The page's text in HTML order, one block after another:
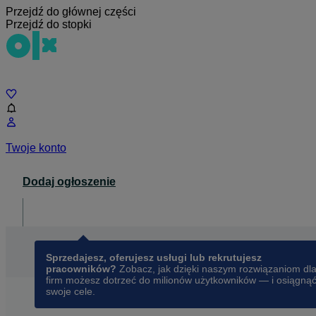
Przejdź do głównej części
Przejdź do stopki
Twoje konto
Dodaj ogłoszenie
Sprzedajesz, oferujesz usługi lub rekrutujesz
pracowników? Zobacz, jak dzięki naszym rozwiązaniom dla
firm możesz dotrzeć do milionów użytkowników — i osiągnąć
swoje cele.